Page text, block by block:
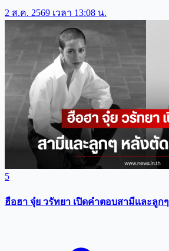
2 ส.ค. 2569 เวลา 13:08 น.
5
ฮือฮา จุ๋ย วรัทยา เปิดคำตอบสามีเเละลู